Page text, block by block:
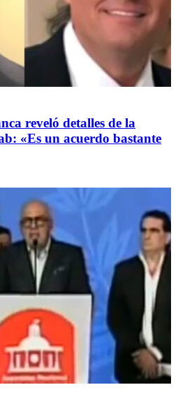
reveló detalles de la
«Es un acuerdo bastante